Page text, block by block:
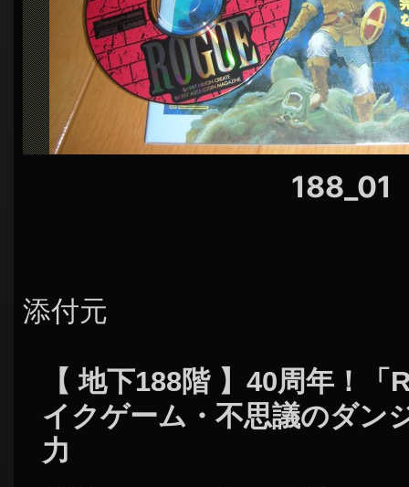
188_01
添付元
【 地下188階 】40周年！
イクゲーム・不思議のダン
力